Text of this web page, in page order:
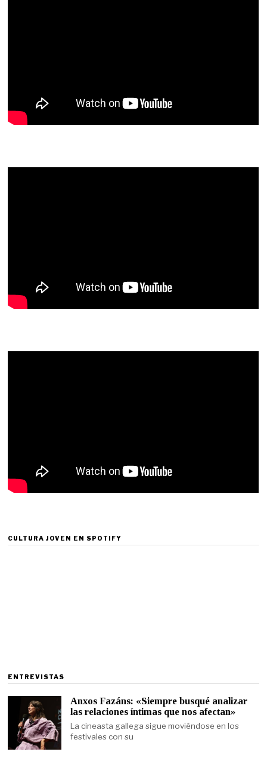
CULTURA JOVEN EN SPOTIFY
ENTREVISTAS
Anxos Fazáns: «Siempre busqué analizar
las relaciones íntimas que nos afectan»
La cineasta gallega sigue moviéndose en los
festivales con su